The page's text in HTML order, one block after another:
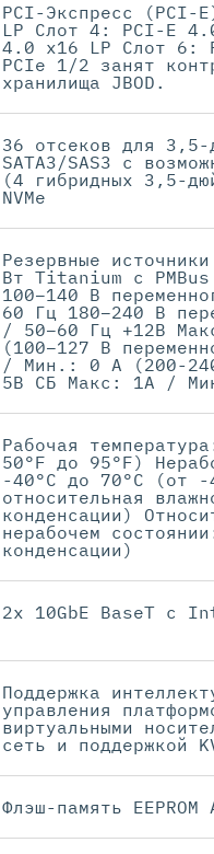
PCI-Экспресс
LP Слот 4: PCI-E
4.0 x16 LP Слот 6:
PCIe 1/2 занят
хранилища JBOD.
36 отсеков для 3,5-
SATA3/SAS3 с
(4 гибридных 3,5-
NVMe
Резервные
Вт Titanium с
100–140 В
60 Гц 180–240 В
/ 50–60 Гц +12В
(100–127 В
/ Мин.: 0 А (200-240
5В СБ Макс: 1А /
Рабочая
50°F до 95°F)
-40°C до 70°C (от -
относительная
конденсации)
нерабочем
конденсации)
2x 10GbE BaseT с
Поддержка
управления
виртуальными
сеть и поддержкой
Флэш-память